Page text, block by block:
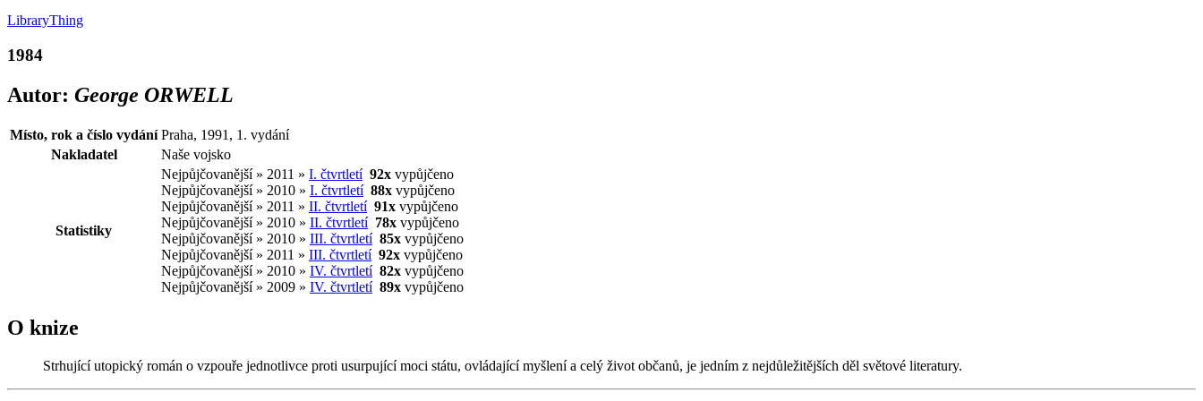
LibraryThing
1984
Autor: George ORWELL
Místo, rok a číslo vydání Praha, 1991, 1. vydání
Nakladatel
Naše vojsko
Statistiky
Nejpůjčovanější » 2011 » I. čtvrtletí 92x vypůjčeno
Nejpůjčovanější » 2010 » I. čtvrtletí 88x vypůjčeno
Nejpůjčovanější » 2011 » II. čtvrtletí 91x vypůjčeno
Nejpůjčovanější » 2010 » II. čtvrtletí 78x vypůjčeno
Nejpůjčovanější » 2010 » III. čtvrtletí 85x vypůjčeno
Nejpůjčovanější » 2011 » III. čtvrtletí 92x vypůjčeno
Nejpůjčovanější » 2010 » IV. čtvrtletí 82x vypůjčeno
Nejpůjčovanější » 2009 » IV. čtvrtletí 89x vypůjčeno
O knize
Strhující utopický román o vzpouře jednotlivce proti usurpující moci státu, ovládající myšlení a celý život občanů, je jedním z nejdůležitějších děl světové literatury.